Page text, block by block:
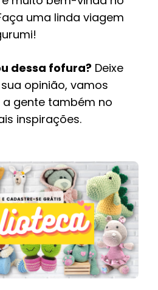
uma linda viagem
dessa fofura? Deixe
opinião, vamos
gente também no
inspirações.